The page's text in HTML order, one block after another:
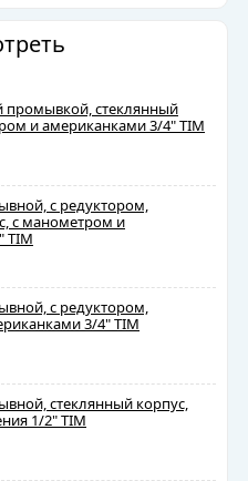
промывкой, стеклянный
и американками 3/4" TIM
с редуктором,
с манометром и
TIM
с редуктором,
3/4" TIM
стеклянный корпус,
1/2" TIM